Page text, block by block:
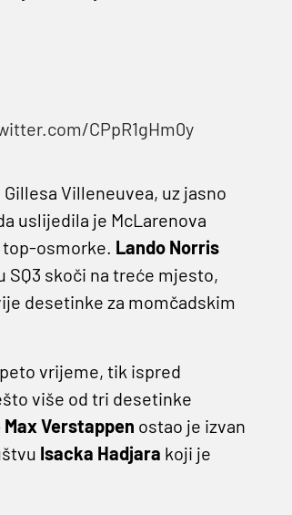
CPpR1gHm0y
Villeneuvea, uz jasno
uslijedila je McLarenova
top-osmorke. Lando Norris
skoči na treće mjesto,
desetinke za momčadskim
vrijeme, tik ispred
više od tri desetinke
Max Verstappen ostao je izvan
Isacka Hadjara koji je